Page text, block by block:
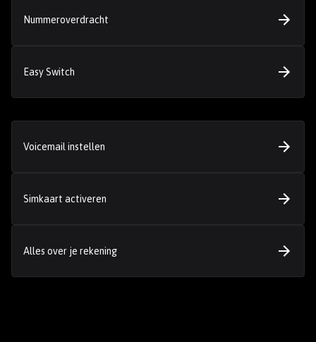
Nummeroverdracht
Easy Switch
Voicemail instellen
Simkaart activeren
Alles over je rekening